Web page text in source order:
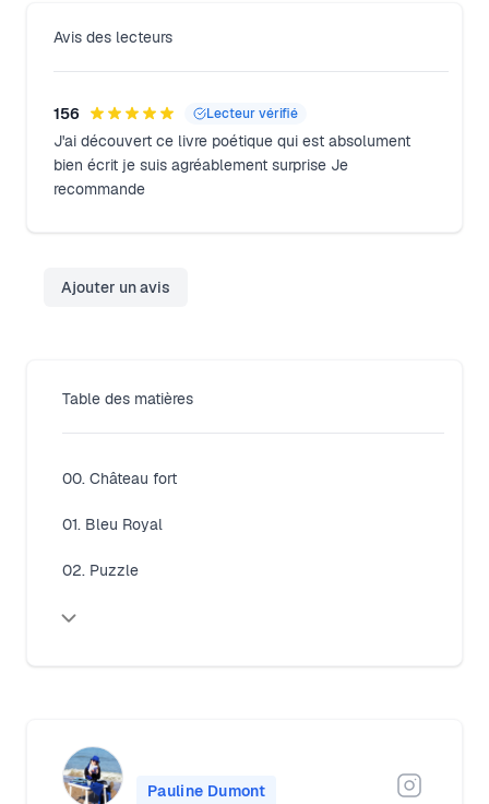
Avis des lecteurs
156 Lecteur vérifié
J'ai découvert ce livre poétique qui est absolument
bien écrit je suis agréablement surprise Je
recommande
Ajouter un avis
Table des matières
00. Château fort
01. Bleu Royal
02. Puzzle
Pauline Dumont